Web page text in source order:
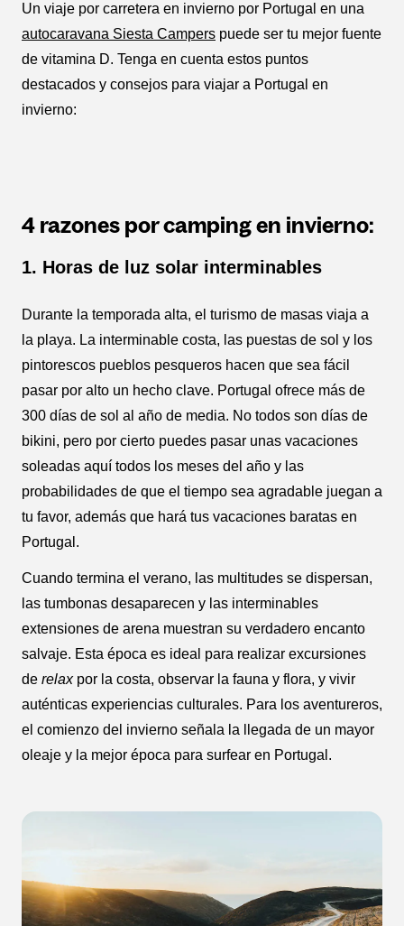
Un viaje por carretera en invierno por Portugal en una
autocaravana Siesta Campers puede ser tu mejor fuente
de vitamina D. Tenga en cuenta estos puntos
destacados y consejos para viajar a Portugal en
invierno:
4 razones por camping en invierno:
1. Horas de luz solar interminables
Durante la temporada alta, el turismo de masas viaja a
la playa. La interminable costa, las puestas de sol y los
pintorescos pueblos pesqueros hacen que sea fácil
pasar por alto un hecho clave. Portugal ofrece más de
300 días de sol al año de media. No todos son días de
bikini, pero por cierto puedes pasar unas vacaciones
soleadas aquí todos los meses del año y las
probabilidades de que el tiempo sea agradable juegan a
tu favor, además que hará tus vacaciones baratas en
Portugal.
Cuando termina el verano, las multitudes se dispersan,
las tumbonas desaparecen y las interminables
extensiones de arena muestran su verdadero encanto
salvaje. Esta época es ideal para realizar excursiones
de relaxpor la costa, observar la fauna y flora, y vivir
auténticas experiencias culturales. Para los aventureros,
el comienzo del invierno señala la llegada de un mayor
oleaje y la mejor época para surfear en Portugal.